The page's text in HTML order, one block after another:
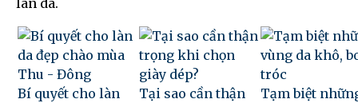
làn da.
Bí quyết cho làn
Tại sao cần thận
Tạm biệt